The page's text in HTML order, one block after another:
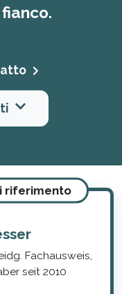
riferimento
Fachausweis,
seit 2010